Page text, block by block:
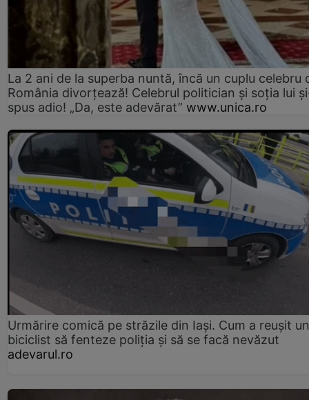
La 2 ani de la superba nuntă, încă un cuplu celebru
România divorțează! Celebrul politician și soția lui
spus adio! „Da, este adevărat” www.unica.ro
Urmărire comică pe străzile din Iași. Cum a reușit un
biciclist să fenteze poliția și să se facă nevăzut
adevarul.ro